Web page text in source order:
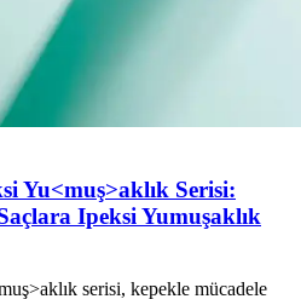
Yu<muş>aklık Serisi:
Ipeksi Yumuşaklık
serisi, kepekle mücadele